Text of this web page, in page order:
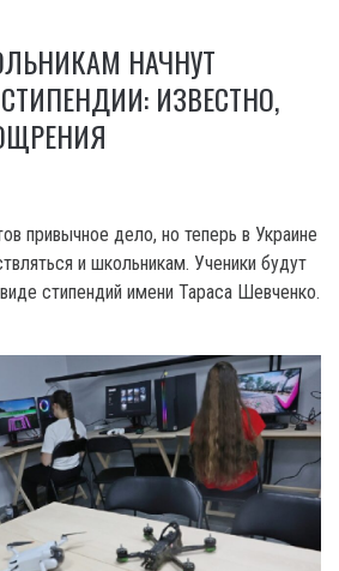
НАЧНУТ
ИЗВЕСТНО,
привычное дело, но теперь в Украине
и школьникам. Ученики будут
стипендий имени Tapaca Шевченко.